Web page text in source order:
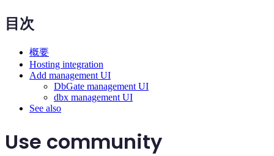
目次
概要
Hosting integration
Add management UI
DbGate management UI
dbx management UI
See also
Use community